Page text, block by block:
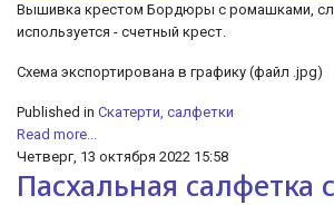
Вышивка крестом Бордюры с ромашками,
используется - счетный крест.
Схема экспортирована в графику (файл .jpg)
Published in Скатерти, салфетки
Read more...
Четверг, 13 октября 2022 15:58
Пасхальная салфетка